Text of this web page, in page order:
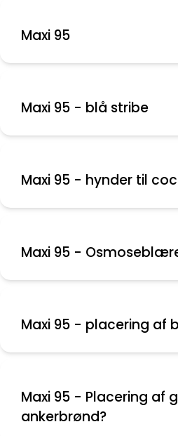
Maxi 95
Maxi 95 - blå stribe
Maxi 95 - hynder til
Maxi 95 -
Maxi 95 - placering af
Maxi 95 - Placering af
ankerbrønd?